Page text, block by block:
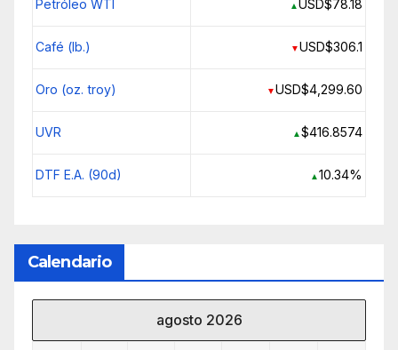
Petróleo WTI ▲USD$78.18
Café (lb.) ▼USD$306.1
Oro (oz. troy) ▼USD$4,299.60
UVR ▲$416.8574
DTF E.A. (90d) ▲ 10.34%
Calendario
agosto 2026